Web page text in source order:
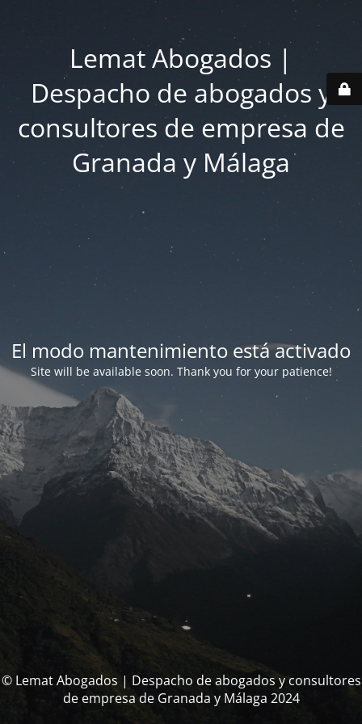
Lemat Abogados |
Despacho de abogados y
consultores de empresa de
Granada y Málaga
El modo mantenimiento está activado
Site will be available soon. Thank you for your patience!
© Lemat Abogados | Despacho de abogados y consultores
de empresa de Granada y Málaga 2024